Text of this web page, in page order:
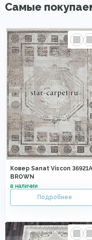
Самые
Ковер Sanat Viscon 36921A
BROWN